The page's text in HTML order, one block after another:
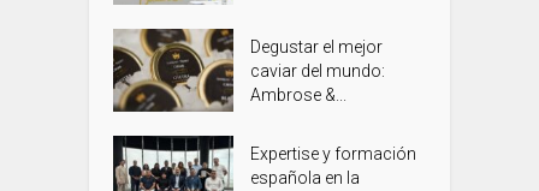
Degustar el mejor
caviar del mundo:
Ambrose &...
Expertise y formación
española en la